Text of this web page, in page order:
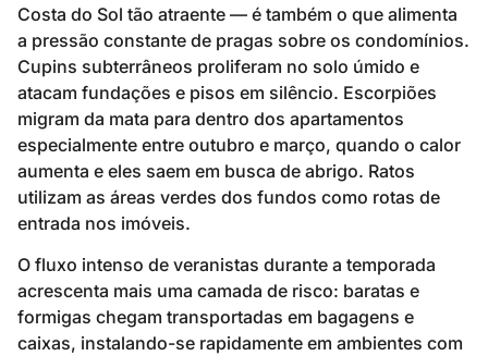
Costa do Sol tão atraente — é também o que alimenta
a pressão constante de pragas sobre os condomínios.
Cupins subterrâneos proliferam no solo úmido e
atacam fundações e pisos em silêncio. Escorpiões
migram da mata para dentro dos apartamentos
especialmente entre outubro e março, quando o calor
aumenta e eles saem em busca de abrigo. Ratos
utilizam as áreas verdes dos fundos como rotas de
entrada nos imóveis.
O fluxo intenso de veranistas durante a temporada
acrescenta mais uma camada de risco: baratas e
formigas chegam transportadas em bagagens e
caixas, instalando-se rapidamente em ambientes com